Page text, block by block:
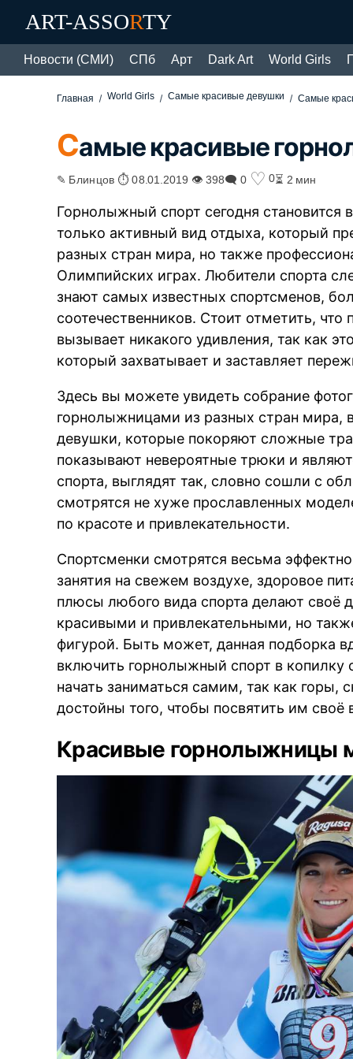
ART-ASSORTY
Новости (СМИ) СПб Арт Dark Art World Girls
Главная World Girls Самые красивые девушки Самые
Самые красивые
✎ Блинцов ⏱ 08.01.2019 👁 398🗨 0 ♡ 0⏳ 2 мин
Горнолыжный спорт сегодня становится
только активный вид отдыха, который
разных стран мира, но также
Олимпийских играх. Любители спорта
знают самых известных спортсменов,
соотечественников. Стоит отметить, что
вызывает никакого удивления, так как
который захватывает и заставляет
Здесь вы можете увидеть собрание
горнолыжницами из разных стран мира,
девушки, которые покоряют сложные
показывают невероятные трюки и
спорта, выглядят так, словно сошли с
смотрятся не хуже прославленных
по красоте и привлекательности.
Спортсменки смотрятся весьма
занятия на свежем воздухе, здоровое
плюсы любого вида спорта делают своё
красивыми и привлекательными, но
фигурой. Быть может, данная подборка
включить горнолыжный спорт в
начать заниматься самим, так как
достойны того, чтобы посвятить им своё
Красивые горнолыжницы